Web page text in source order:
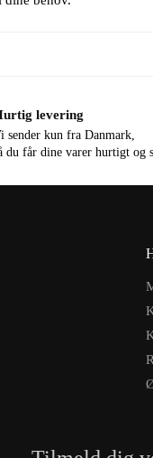
levering
sender kun fra Danmark,
du får dine varer hurtigt og